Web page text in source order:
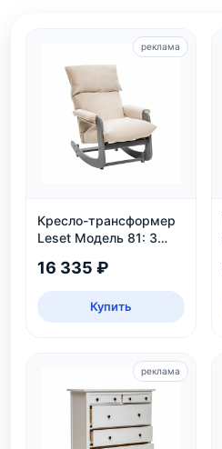
Кресло-трансформер
Leset Модель 81: 3
нагрузка 130 кг
16 335 ₽
Купить
реклама
реклама